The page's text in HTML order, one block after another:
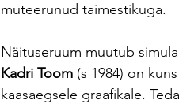
muteerunud taimestikuga.
Näituseruum muutub
Kadri Toom (s 1984) on
kaasaegsele graafikale.